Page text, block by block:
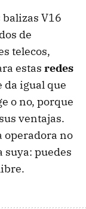
V16
de
telecos,
estas redes
da igual que
o no, porque
ventajas.
operadora no
suya: puedes